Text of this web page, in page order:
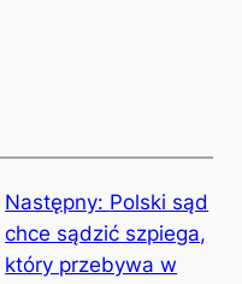
Następny: Polski sąd
chce sądzić szpiega,
który przebywa w